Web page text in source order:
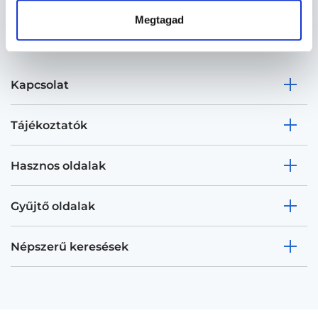
Megtagad
Kapcsolat
Tájékoztatók
Hasznos oldalak
Gyűjtő oldalak
Népszerű keresések